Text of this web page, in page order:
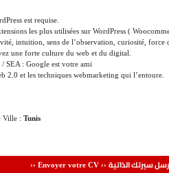
est requise.
les plus utilisées sur WordPress (
intuition, sens de l’observation, curiosité, force
une forte culture du web et du digital.
SEA : Google est votre ami
2.0 et les techniques webmarketing qui l’entoure.
Ville : Tunis
›› Envoyer votre CV ›› سيرتك الذاتية